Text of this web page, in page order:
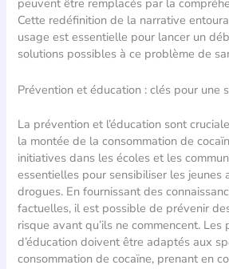
peuvent être remplacés par la
Cette redéfinition de la narrative
usage est essentielle pour lancer un
solutions possibles à ce problème de
Prévention et éducation : clés pour une
La prévention et l’éducation sont
la montée de la consommation de
initiatives dans les écoles et les
essentielles pour sensibiliser les jeunes
drogues. En fournissant des
factuelles, il est possible de prévenir
risque avant qu’ils ne commencent. Les
d’éducation doivent être adaptés aux
consommation de cocaïne, prenant en